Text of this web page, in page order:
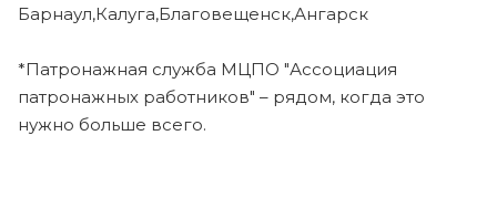
Барнаул,Калуга,Благовещенск,Ангарск
*Патронажная служба МЦПО "Ассоциация
патронажных работников" – рядом, когда это
нужно больше всего.